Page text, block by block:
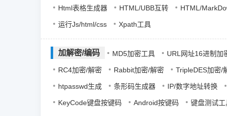
Html表格生成器 HTML/UBB互转 HTML/
运行Js/html/css Xpath工具
加解密/编码 MD5加密工具 URL网址16进制加
RC4加密/解密 Rabbit加密/解密 TripleDES加密/
htpasswd生成 条形码生成器 IP/数字地址转换
KeyCode键盘按键码 Android按键码 键盘测试工